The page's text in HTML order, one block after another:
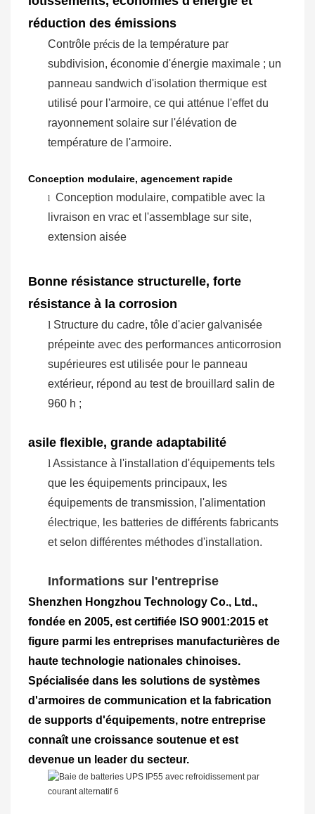
réduction des émissions
Contrôle précis de la température par
subdivision, économie d'énergie maximale ; un
panneau sandwich d'isolation thermique est
utilisé pour l'armoire, ce qui atténue l'effet du
rayonnement solaire sur l'élévation de
température de l'armoire.
Conception modulaire, agencement rapide
l Conception modulaire, compatible avec la
livraison en vrac et l'assemblage sur site,
extension aisée
Bonne résistance structurelle, forte
résistance à la corrosion
l Structure du cadre, tôle d'acier galvanisée
prépeinte avec des performances anticorrosion
supérieures est utilisée pour le panneau
extérieur, répond au test de brouillard salin de
960 h ;
asile flexible, grande adaptabilité
l Assistance à l'installation d'équipements tels
que les équipements principaux, les
équipements de transmission, l'alimentation
électrique, les batteries de différents fabricants
et selon différentes méthodes d'installation.
Informations sur l'entreprise
Shenzhen Hongzhou Technology Co., Ltd.,
fondée en 2005, est certifiée ISO 9001:2015 et
figure parmi les entreprises manufacturières de
haute technologie nationales chinoises.
Spécialisée dans les solutions de systèmes
d'armoires de communication et la fabrication
de supports d'équipements, notre entreprise
connaît une croissance soutenue et est
devenue un leader du secteur.